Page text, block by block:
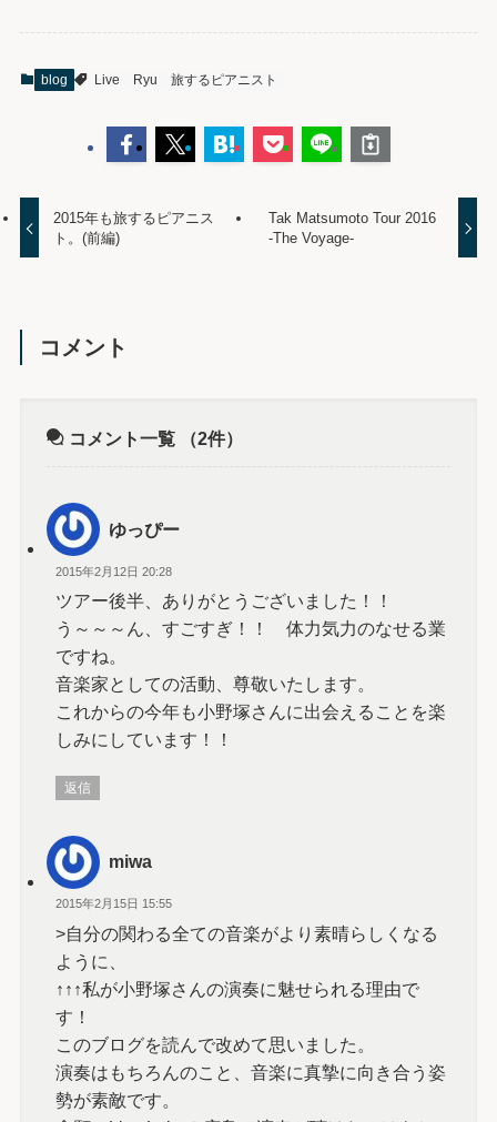
blog Live Ryu 旅するピアニスト
2015年も旅するピアニス
ト。(前編)
Tak Matsumoto Tour 2016
-The Voyage-
コメント
コメント一覧 （2件）
ゆっぴー
2015年2月12日 20:28
ツアー後半、ありがとうございました！！
う～～～ん、すごすぎ！！ 体力気力のなせる業
ですね。
音楽家としての活動、尊敬いたします。
これからの今年も小野塚さんに出会えることを楽
しみにしています！！
返信
miwa
2015年2月15日 15:55
>自分の関わる全ての音楽がより素晴らしくなる
ように、
↑↑↑私が小野塚さんの演奏に魅せられる理由で
す！
このブログを読んで改めて思いました。
演奏はもちろんのこと、音楽に真摯に向き合う姿
勢が素敵です。